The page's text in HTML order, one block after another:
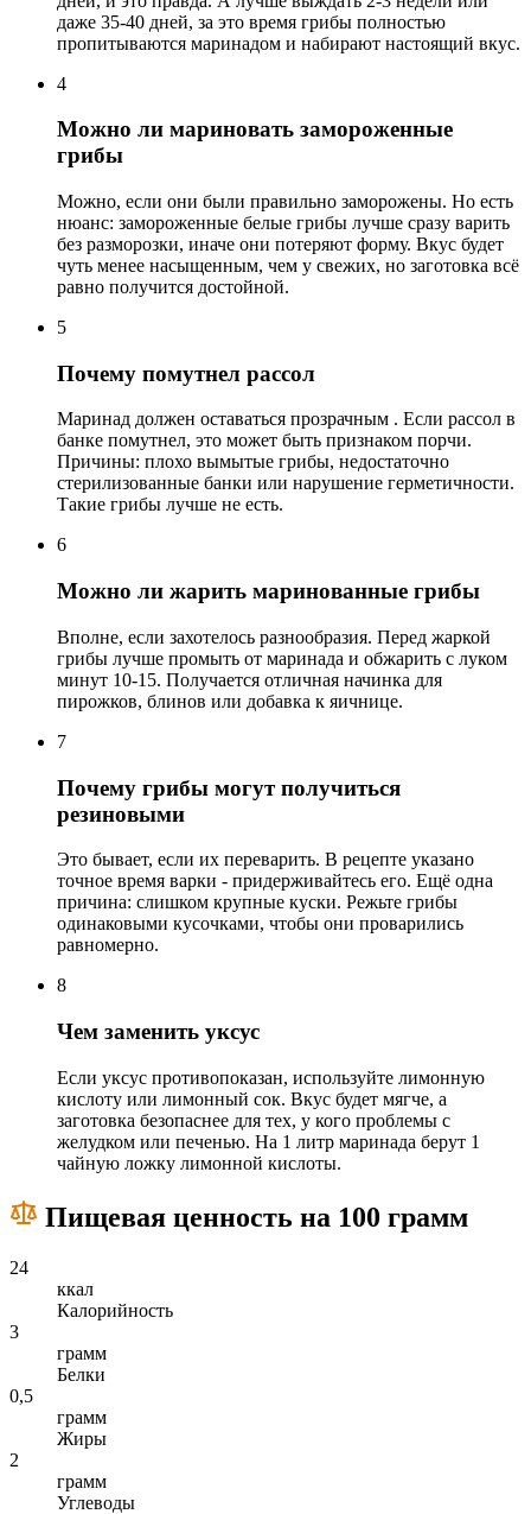
даже 35-40 дней, за это время грибы полностью
пропитываются маринадом и набирают настоящий вкус.
4
Можно ли мариновать замороженные
грибы
Можно, если они были правильно заморожены. Но есть
нюанс: замороженные белые грибы лучше сразу варить
без разморозки, иначе они потеряют форму. Вкус будет
чуть менее насыщенным, чем у свежих, но заготовка всё
равно получится достойной.
5
Почему помутнел рассол
Маринад должен оставаться прозрачным . Если рассол в
банке помутнел, это может быть признаком порчи.
Причины: плохо вымытые грибы, недостаточно
стерилизованные банки или нарушение герметичности.
Такие грибы лучше не есть.
6
Можно ли жарить маринованные грибы
Вполне, если захотелось разнообразия. Перед жаркой
грибы лучше промыть от маринада и обжарить с луком
минут 10-15. Получается отличная начинка для
пирожков, блинов или добавка к яичнице.
7
Почему грибы могут получиться
резиновыми
Это бывает, если их переварить. В рецепте указано
точное время варки - придерживайтесь его. Ещё одна
причина: слишком крупные куски. Режьте грибы
одинаковыми кусочками, чтобы они проварились
равномерно.
8
Чем заменить уксус
Если уксус противопоказан, используйте лимонную
кислоту или лимонный сок. Вкус будет мягче, а
заготовка безопаснее для тех, у кого проблемы с
желудком или печенью. На 1 литр маринада берут 1
чайную ложку лимонной кислоты.
Пищевая ценность на 100 грамм
24
ккал
Калорийность
3
грамм
Белки
0,5
грамм
Жиры
2
грамм
Углеводы